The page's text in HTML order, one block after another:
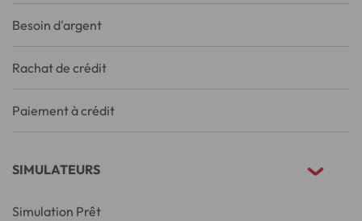
Besoin d'argent
Rachat de crédit
Paiement à crédit
SIMULATEURS
Simulation Prêt